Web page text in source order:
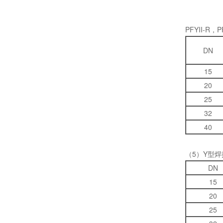
PFYII-R，
DN
15
20
25
32
40
（5）Y型
DN
15
20
25